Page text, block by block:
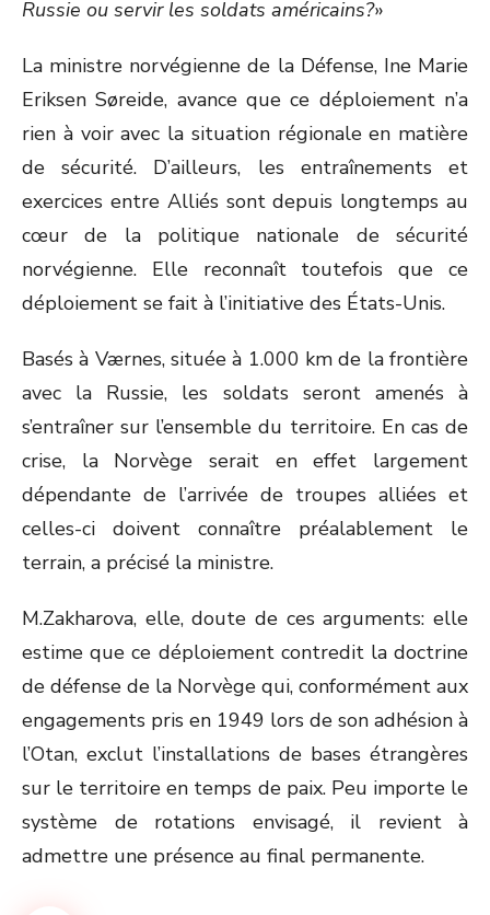
Russie ou servir les soldats américains?»
La ministre norvégienne de la Défense, Ine Marie
Eriksen Søreide, avance que ce déploiement n’a
rien à voir avec la situation régionale en matière
de sécurité. D’ailleurs, les entraînements et
exercices entre Alliés sont depuis longtemps au
cœur de la politique nationale de sécurité
norvégienne. Elle reconnaît toutefois que ce
déploiement se fait à l’initiative des États-Unis.
Basés à Værnes, située à 1.000 km de la frontière
avec la Russie, les soldats seront amenés à
s’entraîner sur l’ensemble du territoire. En cas de
crise, la Norvège serait en effet largement
dépendante de l’arrivée de troupes alliées et
celles-ci doivent connaître préalablement le
terrain, a précisé la ministre.
M.Zakharova, elle, doute de ces arguments: elle
estime que ce déploiement contredit la doctrine
de défense de la Norvège qui, conformément aux
engagements pris en 1949 lors de son adhésion à
l’Otan, exclut l’installations de bases étrangères
sur le territoire en temps de paix. Peu importe le
système de rotations envisagé, il revient à
admettre une présence au final permanente.